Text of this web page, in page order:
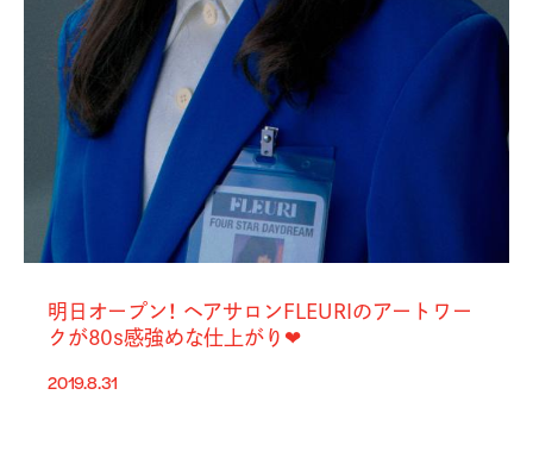
明日オープン！ ヘアサロンFLEURIのアートワー
クが80s感強めな仕上がり❤︎
2019.8.31